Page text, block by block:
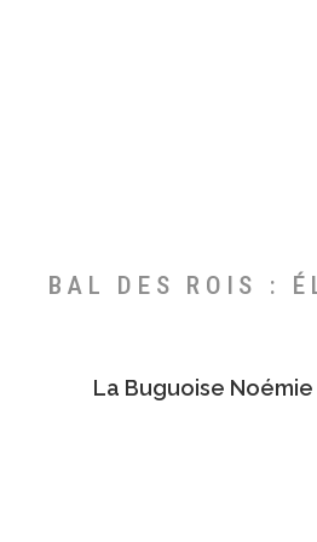
BAL DES ROIS :
La Buguoise